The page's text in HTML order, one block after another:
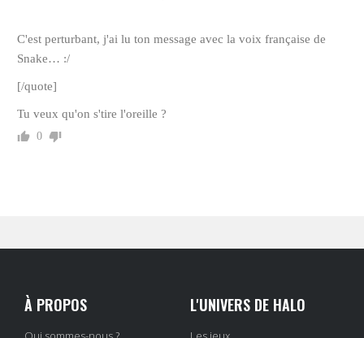
C'est perturbant, j'ai lu ton message avec la voix française de
Snake… :/
[/quote]
Tu veux qu'on s'tire l'oreille ?
0
À PROPOS L'UNIVERS DE HALO